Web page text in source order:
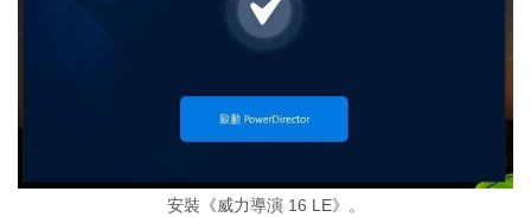
安裝《威力導演 16 LE》。